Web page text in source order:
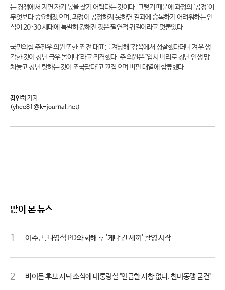
는 경쟁에서 지면 자기 몫을 찾기 어렵다는 것이다. 그렇기 때문에 과정의 '공정'이
무엇보다 중요해졌으며, 과정이 공정하지 못하면 결과에 승복하기 어려워하는 인
식이 20·30 세대에 특별히 강해진 것은 필연적 귀결이라고 덧붙였다.
국민의힘 주진우 의원 또한 조 전 대표를 겨냥해 "감옥에서 성찰했다더니 겨우 생
각한 것이 청년 극우 몰이냐"라고 직격했다. 주 의원은 "입시 비리로 청년 인생 망
쳐놓고 청년 탓하는 것이 조국답다"고 꼬집으며 비판 대열에 합류했다.
김연희 기자
(yhee81@k-journal.net)
많이 본 뉴스
1 이수근, 나영석 PD와 화해 후 '케냐 간 세끼' 촬영 시작
2 바이든 후보 사퇴 소식에 대통령실 "언급할 사항 없다. 한미동맹 굳건"